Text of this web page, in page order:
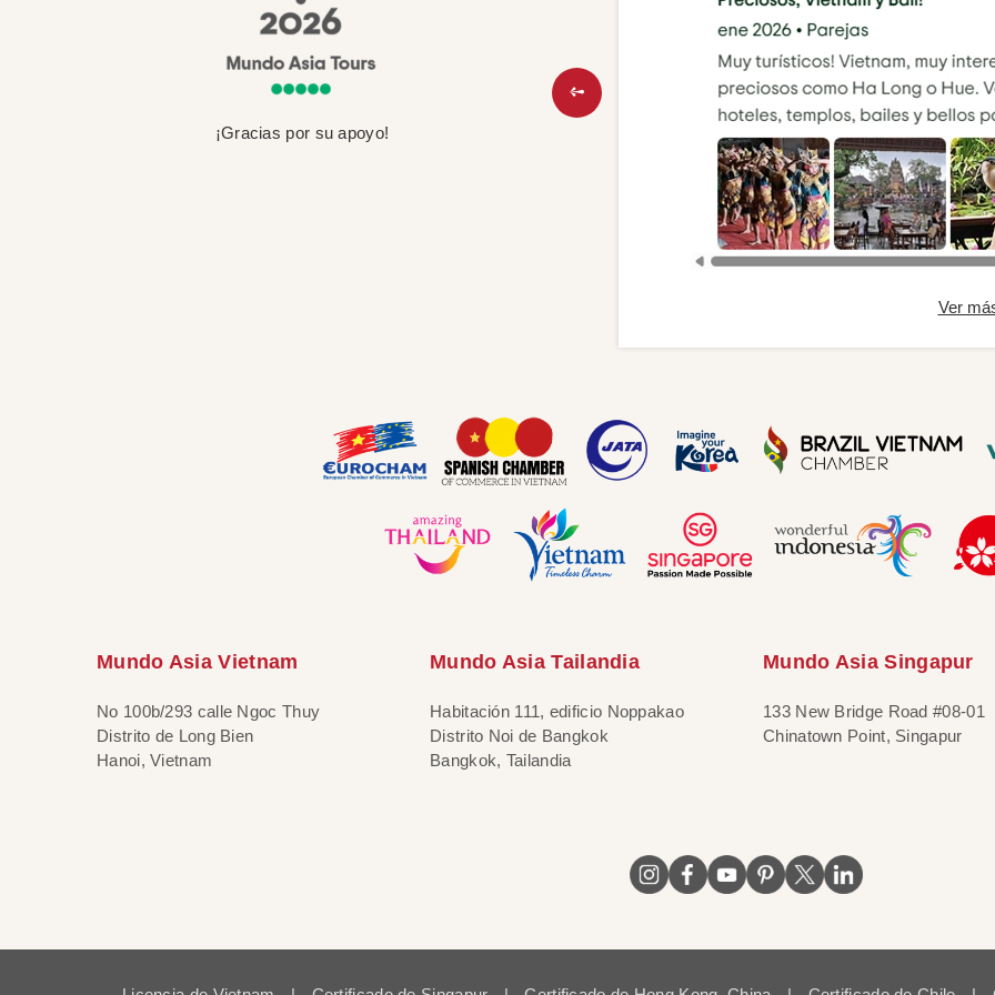
¡Gracias por su apoyo!
Ver
Mundo Asia Vietnam
No 100b/293 calle Ngoc Thuy
Distrito de Long Bien
Hanoi, Vietnam
Mundo Asia Tailandia
Habitación 111, edificio Noppakao
Distrito Noi de Bangkok
Bangkok, Tailandia
Mundo Asia Singapur
133 New Bridge Road #08-01
Chinatown Point, Singapur